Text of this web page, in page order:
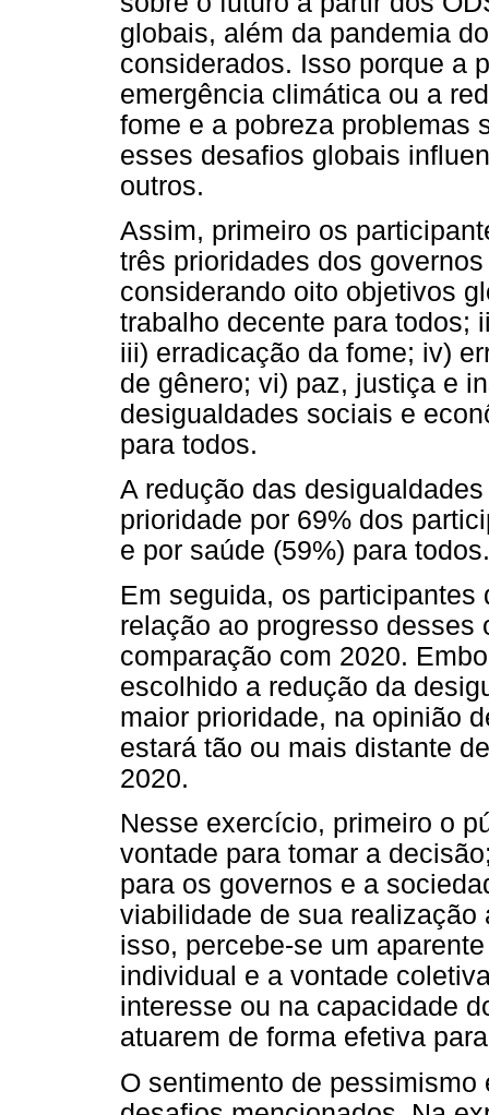
globais, além da pandemia
considerados. Isso porque a
emergência climática ou a
fome e a pobreza problemas
esses desafios globais
outros.
Assim, primeiro os
três prioridades dos
considerando oito objetivos
trabalho decente para todos;
iii) erradicação da fome; iv)
de gênero; vi) paz, justiça e
desigualdades sociais e
para todos.
A redução das
prioridade por 69% dos
e por saúde (59%) para todos.
Em seguida, os
relação ao progresso desses
comparação com 2020.
escolhido a redução da
maior prioridade, na opinião
estará tão ou mais distante
2020.
Nesse exercício, primeiro o
vontade para tomar a
para os governos e a
viabilidade de sua realização
isso, percebe-se um
individual e a vontade
interesse ou na capacidade
atuarem de forma efetiva
O sentimento de